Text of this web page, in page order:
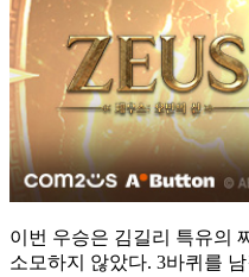
이번 우승은 김길리 특유의
소모하지 않았다. 3바퀴를